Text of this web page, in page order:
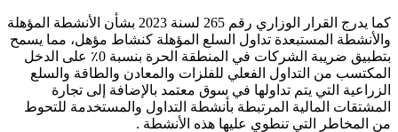
كما يدرج القرار الوزاري رقم 265 لسنة 2023 بشأن الأنشطة المؤهلة
والأنشطة المستبعدة تداول السلع المؤهلة كنشاط مؤهل، مما يسمح
بتطبيق ضريبة الشركات في المنطقة الحرة بنسبة 0٪ على الدخل
المكتسب من التداول الفعلي للفلزات والمعادن والطاقة والسلع
الزراعية التي يتم تداولها في سوق معتمد بالإضافة إلى تجارة
المشتقات المالية المرتبطة بأنشطة التداول والمستخدمة للتحوط
من المخاطر التي تنطوي عليها هذه الأنشطة .